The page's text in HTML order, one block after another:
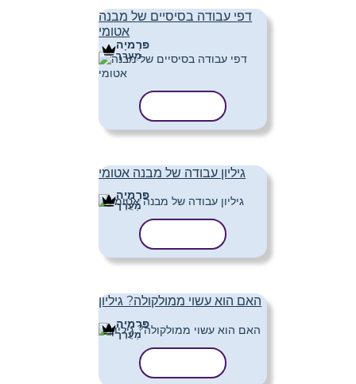
דפי עבודה בסיסיים של מבנה
אטומי
פּרֶמיָה
מַעֲרָך
גיליון עבודה של מבנה אטומי
פּרֶמיָה
מַעֲרָך
האם הוא עשוי ממולקולה? גיליון
פּרֶמיָה
מַעֲרָך